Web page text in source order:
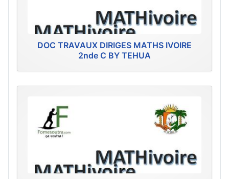
DOC TRAVAUX DIRIGES MATHS IVOIRE
2nde C BY TEHUA